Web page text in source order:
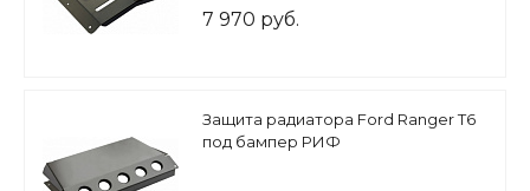
7 970 руб.
Защита радиатора Ford Ranger T6
под бампер РИФ